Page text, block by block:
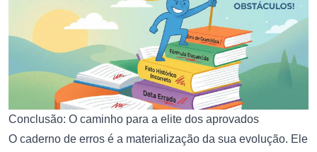
Conclusão: O caminho para a elite dos aprovados
O caderno de erros é a materialização da sua evolução. Ele